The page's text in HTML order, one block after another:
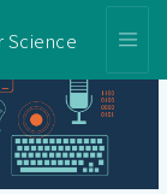
Science